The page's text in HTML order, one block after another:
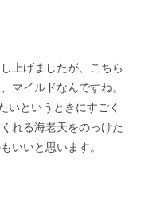
上げましたが、こちら
マイルドなんですね。
いというときにすごく
れる海老天をのっけた
いいと思います。